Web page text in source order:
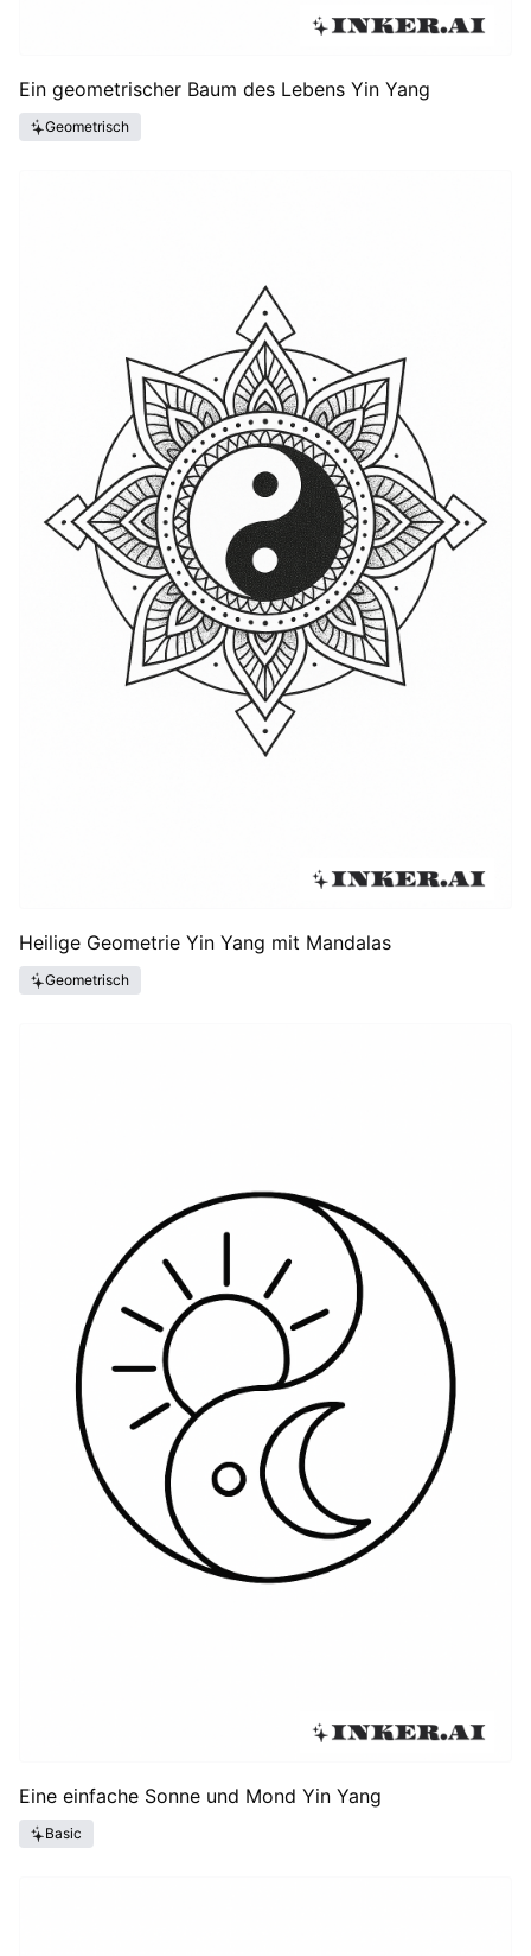
Ein geometrischer Baum des Lebens Yin Yang
Geometrisch
Heilige Geometrie Yin Yang mit Mandalas
Geometrisch
Eine einfache Sonne und Mond Yin Yang
Basic